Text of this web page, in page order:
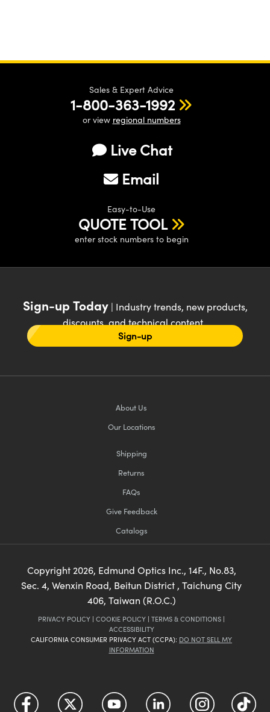
Sales & Expert Advice
1-800-363-1992
or view regional numbers
Live Chat
Email
Easy-to-Use
QUOTE TOOL
enter stock numbers to begin
Sign-up Today| Industry trends, new products,
discounts, and technical content
Sign-up
About Us
Our Locations
Shipping
Returns
FAQs
Give Feedback
Catalogs
Copyright 2026, Edmund Optics Inc., 14F., No.83,
Sec. 4, Wenxin Road, Beitun District , Taichung City
406, Taiwan (R.O.C.)
PRIVACY POLICY | COOKIE POLICY | TERMS & CONDITIONS |
ACCESSIBILITY
CALIFORNIA CONSUMER PRIVACY ACT (CCPA): DO NOT SELL MY
INFORMATION